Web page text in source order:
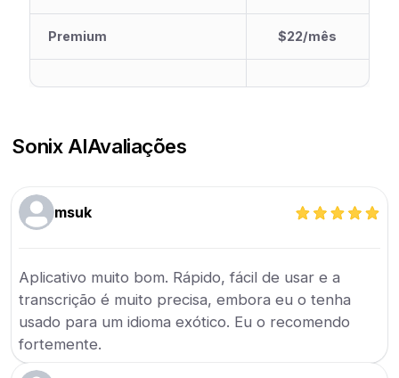
Premium $22/mês
Sonix AIAvaliações
msuk
Aplicativo muito bom. Rápido, fácil de usar e a
transcrição é muito precisa, embora eu o tenha
usado para um idioma exótico. Eu o recomendo
fortemente.